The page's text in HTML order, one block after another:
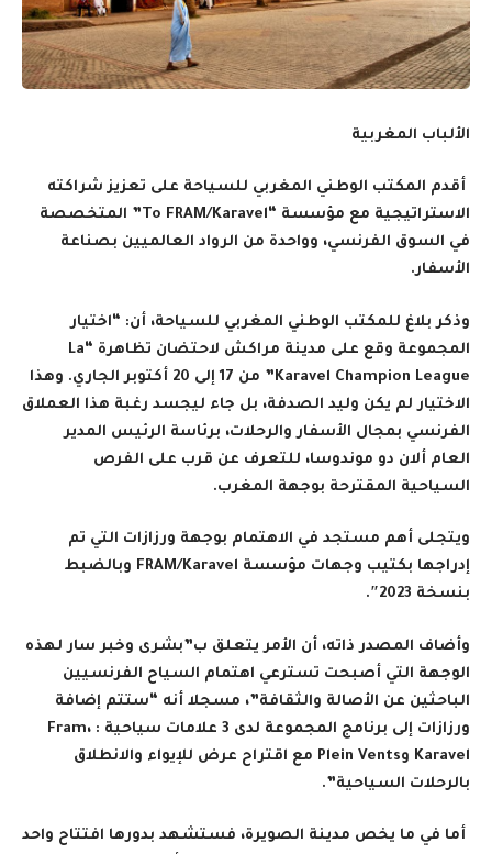
الألباب المغربية
أقدم المكتب الوطني المغربي للسياحة على تعزيز شراكته
الاستراتيجية مع مؤسسة “To FRAM/Karavel”
المتخصصة
في السوق الفرنسي، وواحدة من الرواد العالميين بصناعة
الأسفار.
وذكر بلاغ للمكتب الوطني المغربي للسياحة، أن: “اختيار
المجموعة وقع على مدينة مراكش لاحتضان تظاهرة
“La
Karavel Champion League”
من 17 إلى 20 أكتوبر الجاري. وهذا
الاختيار لم يكن وليد الصدفة، بل جاء ليجسد رغبة هذا العملاق
الفرنسي بمجال الأسفار والرحلات، برئاسة الرئيس المدير
العام ألان دو موندوسا، للتعرف عن قرب على الفرص
السياحية المقترحة بوجهة المغرب.
ويتجلى أهم مستجد في الاهتمام بوجهة ورزازات التي تم
إدراجها بكتيب وجهات مؤسسة
وبالضبط
بنسخة 2023″.
وأضاف المصدر ذاته، أن الأمر يتعلق ب”بشرى وخبر سار لهذه
الوجهة التي أصبحت تسترعي اهتمام السياح الفرنسيين
الباحثين عن الأصالة والثقافة”، مسجلا أنه “ستتم إضافة
ورزازات إلى برنامج المجموعة لدى 3 علامات سياحية
: Fram ،
Karavel وPlein Vents مع اقتراح عرض للإيواء والانطلاق
بالرحلات السياحية”.
أما في ما يخص مدينة الصويرة، فستشهد بدورها افتتاح واحد